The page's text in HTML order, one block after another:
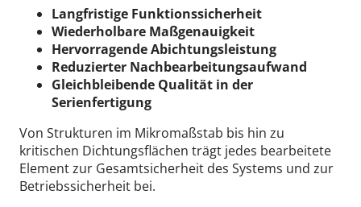
Langfristige Funktionssicherheit
Wiederholbare Maßgenauigkeit
Hervorragende Abichtungsleistung
Reduzierter Nachbearbeitungsaufwand
Gleichbleibende Qualität in der
Serienfertigung
Von Strukturen im Mikromaßstab bis hin zu
kritischen Dichtungsflächen trägt jedes bearbeitete
Element zur Gesamtsicherheit des Systems und zur
Betriebssicherheit bei.